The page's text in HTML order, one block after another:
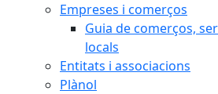
Empreses i comerços
Guia de comerços,
locals
Entitats i associacions
Plànol